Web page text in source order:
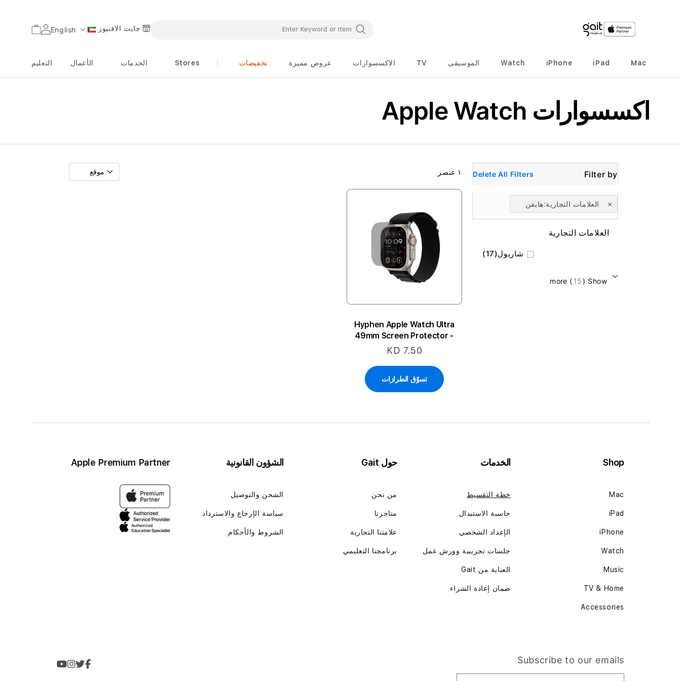
اللغة English جايت الافنيوز السلة
Mac
iPad
iPhone
Watch الموسيقى TV الاكسسوارات عروض مميزة تخفيضات Stores الخدمات الأعمال التعليم
اكسسوارات Apple Watch
١ عنصر
Hyphen Apple Watch Ultra
49mm Screen Protector -
Clear
KD 7.50
تسوّق الطرازات
العلامات التجارية هايفن
Delete All Filters
العلامات التجارية
شاريول 17
المنتج
Show (
15
) more
Shop
Mac
iPad
iPhone
Watch
Music
TV & Home
Accessories
الخدمات
خطة التقسيط
حاسبة الاستبدال
الإعداد الشخصي
جلسات تجريبية وورش عمل
العناية من Gait
ضمان إعادة الشراء
حول Gait
من نحن
متاجرنا
علامتنا التجارية
برنامجنا التعليمي
الشؤون القانونية
الشحن والتوصيل
سياسة الإرجاع والاسترداد
الشروط والأحكام
Apple Premium Partner
Subscribe to our emails